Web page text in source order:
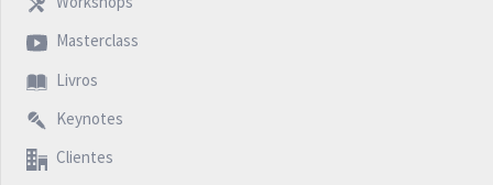
Masterclass
Livros
Keynotes
Clientes